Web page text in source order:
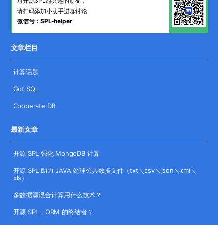
请扫码添加小助手进群讨论
微信号：SPL-helper
文章栏目
计算话题
Got SQL
Cooperate DB
最新文章
开源 SPL 强化 MongoDB 计算
开源 SPL 助力 JAVA 处理公共数据文件（txt＼csv＼json＼xml＼
xls）
多数据源混合计算用什么技术？
开源 SPL，ORM 的终结者？